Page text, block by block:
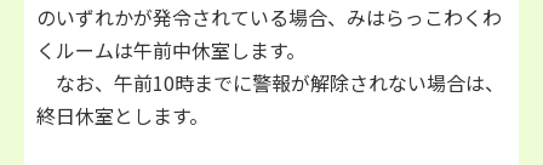
のいずれかが発令されている場合、みはらっこわくわ
くルームは午前中休室します。
なお、午前10時までに警報が解除されない場合は、
終日休室とします。